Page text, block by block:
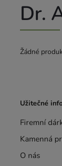
Dr.
Žádné
Užitečné
Firemní
Kamenná
O nás